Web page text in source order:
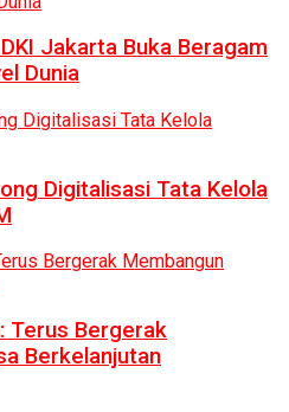
Jakarta Buka Beragam
Dunia
Digitalisasi Tata Kelola
Terus Bergerak
Berkelanjutan